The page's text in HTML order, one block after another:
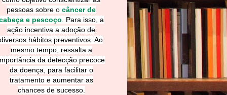
pessoas sobre o câncer de
e pescoço
Para isso, a
ação incentiva a adoção de
diversos hábitos preventivos. Ao
mesmo tempo, ressalta a
da detecção precoce
da doença, para facilitar o
tratamento e aumentar as
chances de sucesso.